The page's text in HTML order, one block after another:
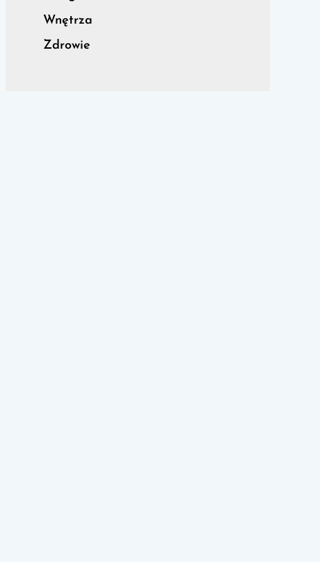
Wnętrza
Zdrowie